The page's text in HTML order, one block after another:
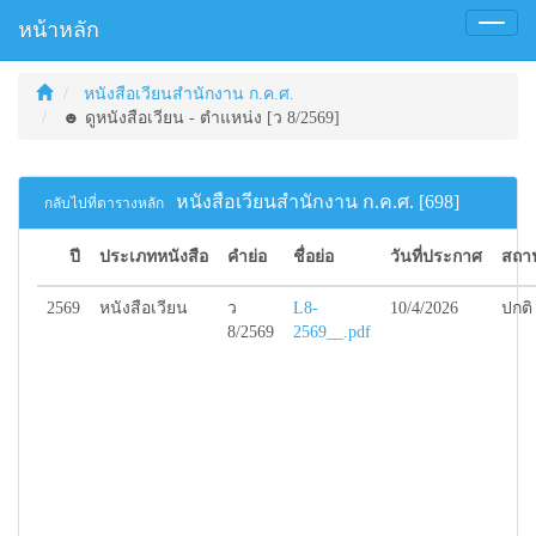
หน้าหลัก
Toggle
หนังสือเวียนสำนักงาน ก.ค.ศ.
☻ ดูหนังสือเวียน - ตำแหน่ง [ว 8/2569]
กลับไปที่ตารางหลัก หนังสือเวียนสำนักงาน ก.ค.ศ. [698]
ปี ประเภทหนังสือ คำย่อ ชื่อย่อ วันที่ประกาศ สถา
2569 หนังสือเวียน
ว
8/2569
L8-
2569__.pdf
10/4/2026 ปกติ